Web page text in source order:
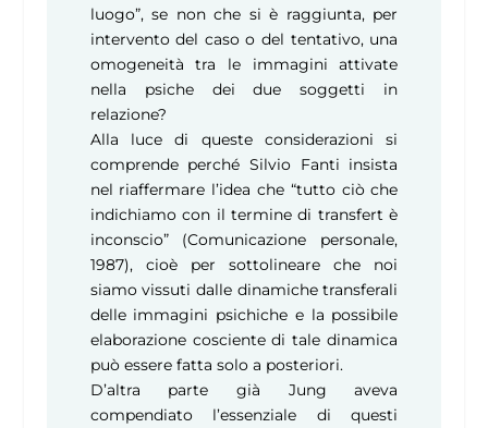
luogo”, se non che si è raggiunta, per
intervento del caso o del tentativo, una
omogeneità tra le immagini attivate
nella psiche dei due soggetti in
relazione?
Alla luce di queste considerazioni si
comprende perché Silvio Fanti insista
nel riaffermare l’idea che “tutto ciò che
indichiamo con il termine di transfert è
inconscio” (Comunicazione personale,
1987), cioè per sottolineare che noi
siamo vissuti dalle dinamiche transferali
delle immagini psichiche e la possibile
elaborazione cosciente di tale dinamica
può essere fatta solo a posteriori.
D’altra parte già Jung aveva
compendiato l’essenziale di questi